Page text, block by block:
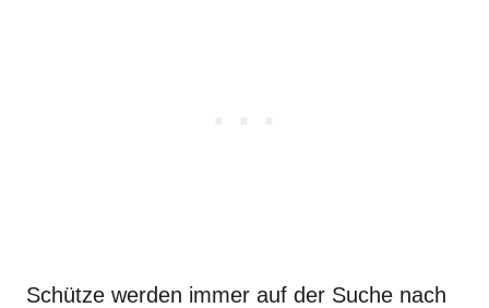
Schütze werden immer auf der Suche nach